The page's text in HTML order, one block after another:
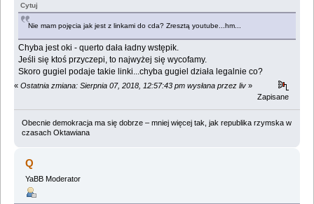
Cytuj
Nie mam pojęcia jak jest z linkami do cda? Zresztą youtube...hm...
Chyba jest oki - querto dała ładny wstępik.
Jeśli się ktoś przyczepi, to najwyżej się wycofamy.
Skoro gugiel podaje takie linki...chyba gugiel działa legalnie co?
« Ostatnia zmiana: Sierpnia 07, 2018, 12:57:43 pm wysłana przez liv »
Zapisane
Obecnie demokracja ma się dobrze – mniej więcej tak, jak republika rzymska w
czasach Oktawiana
Q
YaBB Moderator